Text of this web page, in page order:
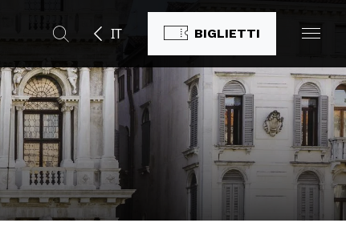
IT BIGLIETTI